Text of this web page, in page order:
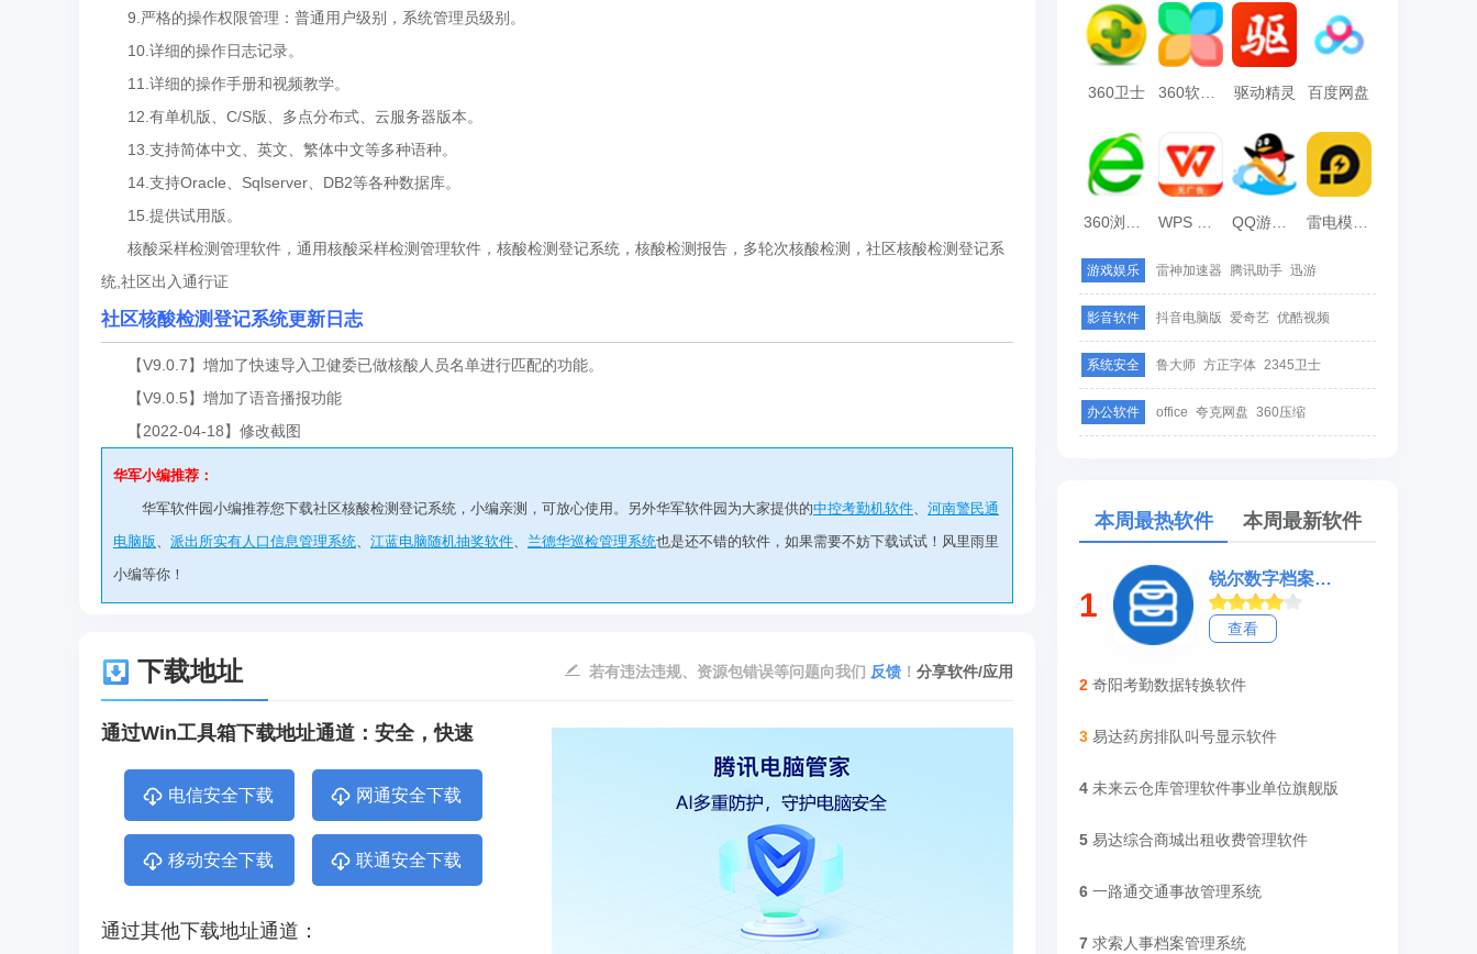
9.严格的操作权限管理：普通用户级别，系统管理员级别。
10.详细的操作日志记录。
11.详细的操作手册和视频教学。
12.有单机版、C/S版、多点分布式、云服务器版本。
13.支持简体中文、英文、繁体中文等多种语种。
14.支持Oracle、Sqlserver、DB2等各种数据库。
15.提供试用版。
核酸采样检测管理软件，通用核酸采样检测管理软件，核酸检测登记系统，核酸检测报告，多轮次核酸检测，社区核酸检测登记系
统,社区出入通行证
社区核酸检测登记系统更新日志
【V9.0.7】增加了快速导入卫健委已做核酸人员名单进行匹配的功能。
【V9.0.5】增加了语音播报功能
【2022-04-18】修改截图
华军小编推荐：
华军软件园小编推荐您下载社区核酸检测登记系统，小编亲测，可放心使用。另外华军软件园为大家提供的中控考勤机软件、 河南警民通
电脑版、 派出所实有人口信息管理系统、 江蓝电脑随机抽奖软件、 兰德华巡检管理系统也是还不错的软件，如果需要不妨下载试试！风里雨里
小编等你！
下载地址 分享软件/应用
若有违法违规、资源包错误等问题向我们 反馈 ！
通过Win工具箱下载地址通道：安全，快速
电信安全下载 网通安全下载
移动安全下载 联通安全下载
通过其他下载地址通道：
360卫士 360软件管家 驱动精灵 百度网盘
雷电模拟器
游戏娱乐 雷神加速器 腾讯助手 迅游
影音软件 抖音电脑版 爱奇艺 优酷视频
系统安全 鲁大师 方正字体 2345卫士
办公软件 office 夸克网盘 360压缩
本周最热软件 本周最新软件
1
锐尔数字档案管理系统
查看
2 奇阳考勤数据转换软件
3 易达药房排队叫号显示软件
4 未来云仓库管理软件事业单位旗舰版
5 易达综合商城出租收费管理软件
6 一路通交通事故管理系统
7 求索人事档案管理系统